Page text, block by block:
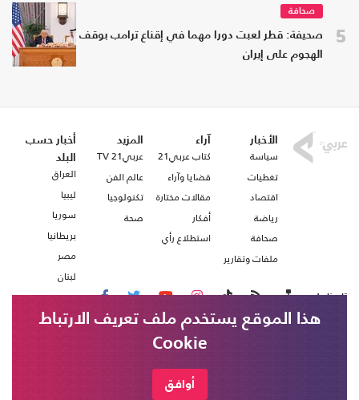
5
صحافة
صحيفة: قطر لعبت دورا مهما في إقناع ترامب بوقف
الهجوم على إيران
الدفاع اليمنية: الحوثيون يستهدفون مدينة
الأخبار
سياسة
تغطيات
اقتصاد
رياضة
صحافة
ملفات وتقارير
آراء
كتاب عربي21
قضايا وآراء
مقالات مختارة
أفكار
استطلاع رأي
المزيد
عربي21 TV
عالم الفن
تكنولوجيا
صحة
أخبار حسب
البلد
العراق
ليبيا
سوريا
بريطانيا
مصر
لبنان
تابعنا على
هذا الموقع يستخدم ملف تعريف الارتباط
Cookie
أوافق